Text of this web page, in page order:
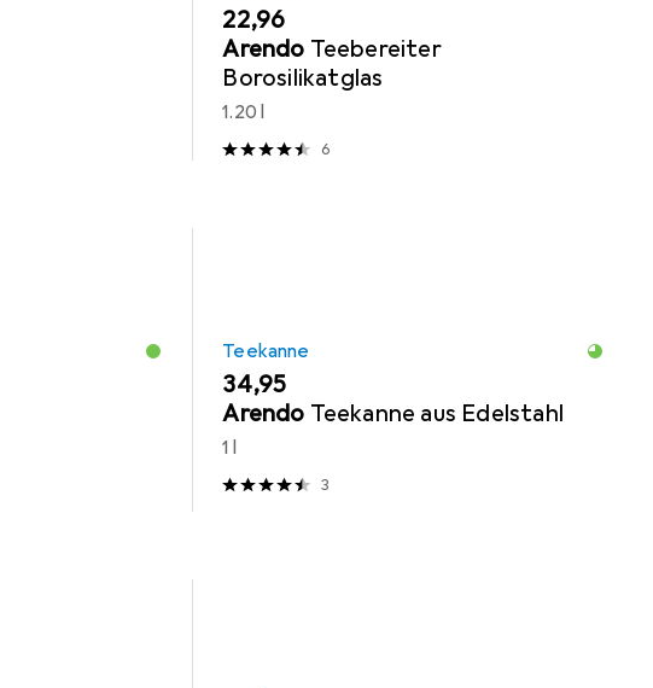
EUR
22,96
Arendo Teebereiter
Borosilikatglas
1.20 l
6
Teekanne
EUR
34,95
Arendo Teekanne aus Edelstahl
1 l
3